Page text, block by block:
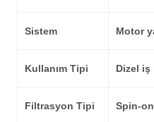
Sistem Motor
Kullanım Tipi Dizel iş
Filtrasyon Tipi Spin-on